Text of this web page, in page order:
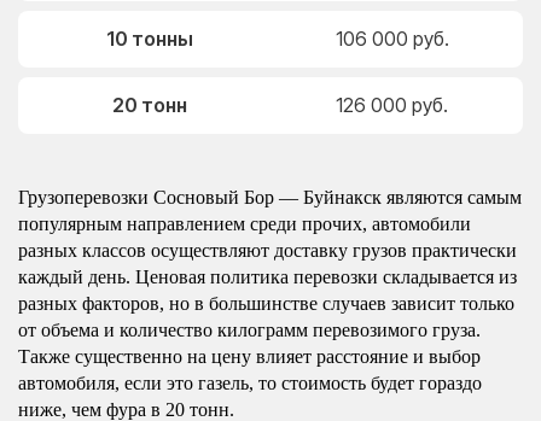
10 тонны 106 000 руб.
20 тонн 126 000 руб.
Грузоперевозки Сосновый Бор — Буйнакск являются самым
популярным направлением среди прочих, автомобили
разных классов осуществляют доставку грузов практически
каждый день. Ценовая политика перевозки складывается из
разных факторов, но в большинстве случаев зависит только
от объема и количество килограмм перевозимого груза.
Также существенно на цену влияет расстояние и выбор
автомобиля, если это газель, то стоимость будет гораздо
ниже, чем фура в 20 тонн.